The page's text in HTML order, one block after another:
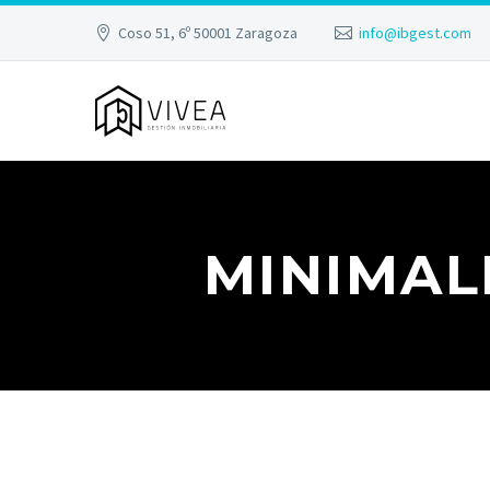
Coso 51, 6º 50001 Zaragoza info@ibgest.com